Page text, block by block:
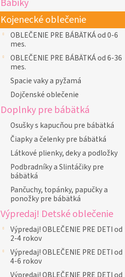
Kojenecké oblečenie
OBLEČENIE PRE BÁBÄTKÁ od 0-6
mes.
OBLEČENIE PRE BÁBÄTKÁ od 6-36
mes.
Spacie vaky a pyžamá
Dojčenské oblečenie
Doplnky pre bábätká
Osušky s kapucňou pre bábätká
Čiapky a čelenky pre bábätká
Látkové plienky, deky a podložky
Podbradníky a Slintáčiky pre
bábätká
Pančuchy, topánky, papučky a
ponožky pre bábätká
Výpredaj! Detské oblečenie
Výpredaj! OBLEČENIE PRE DETI od
2-4 rokov
Výpredaj! OBLEČENIE PRE DETI od
4-6 rokov